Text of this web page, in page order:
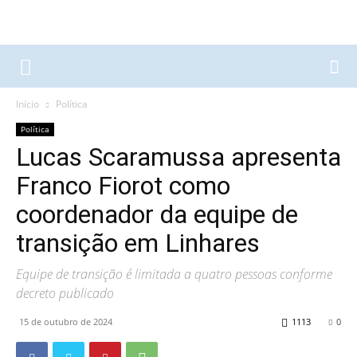
Início Política
Política
Lucas Scaramussa apresenta
Franco Fiorot como
coordenador da equipe de
transição em Linhares
Equipe de transição é limitada a quatro pessoas conforme
decreto publicado
15 de outubro de 2024 0
1113